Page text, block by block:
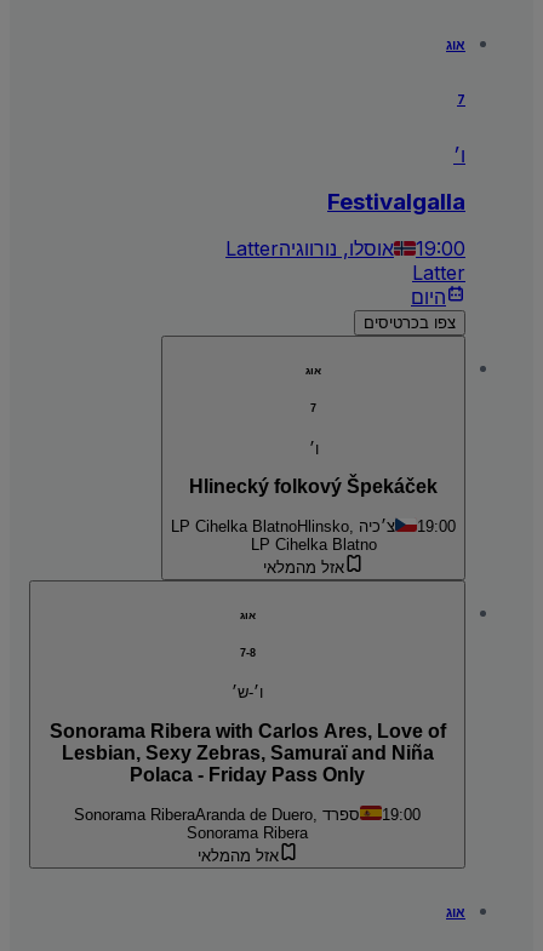
אוג
Festivalgalla
19:00 אוסלו, נורווגיהLatter
Latter
היום
צפו בכרטיסים
אוג
Hlinecký folkový Špekáček
19:00 Hlinsko, צ׳כיה
LP Cihelka Blatno
LP Cihelka Blatno
אזל מהמלאי
אוג
7-8
ו׳-ש׳
Sonorama Ribera with Carlos Ares, Love of
Lesbian, Sexy Zebras, Samuraï and Niña
Polaca - Friday Pass Only
19:00 Aranda de Duero, ספרד
Sonorama Ribera
Sonorama Ribera
אזל מהמלאי
אוג